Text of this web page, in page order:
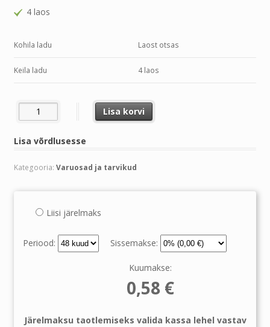
4 laos
Kohila ladu Laost otsas
Keila ladu 4 laos
TERA TRAKTOR 53,3CM 42" NIIDULAIUS= 95-032,30-306,195-
Lisa korvi
Lisa võrdlusesse
Kategooria: Varuosad ja tarvikud
Liisi järelmaks
Periood: Sissemakse:
Kuumakse:
0,58€
Järelmaksu taotlemiseks valida kassa lehel vastav